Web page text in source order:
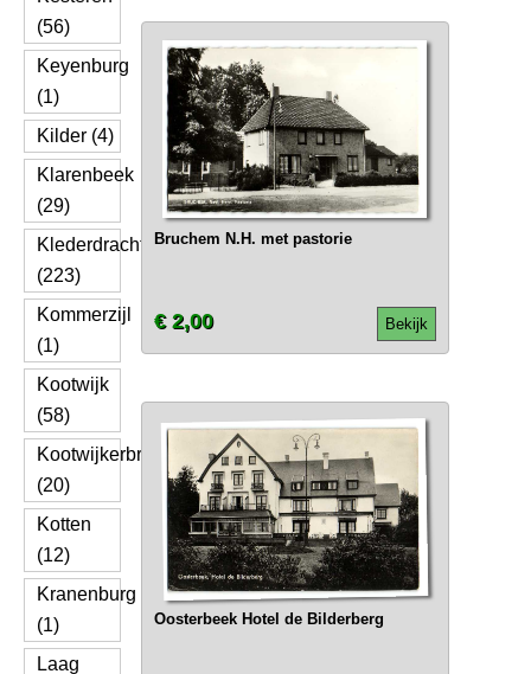
(56)
Keyenburg
(1)
Kilder (4)
Klarenbeek
(29)
Klederdracht
(223)
Kommerzijl
(1)
Kootwijk
(58)
Kootwijkerbroek
(20)
Kotten
(12)
Kranenburg
(1)
Laag
Bruchem N.H. met pastorie
Bekijk
€ 2,00
Oosterbeek Hotel de Bilderberg